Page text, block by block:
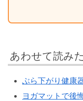
あわせて読み
ぶら下がり健康
ヨガマットで後